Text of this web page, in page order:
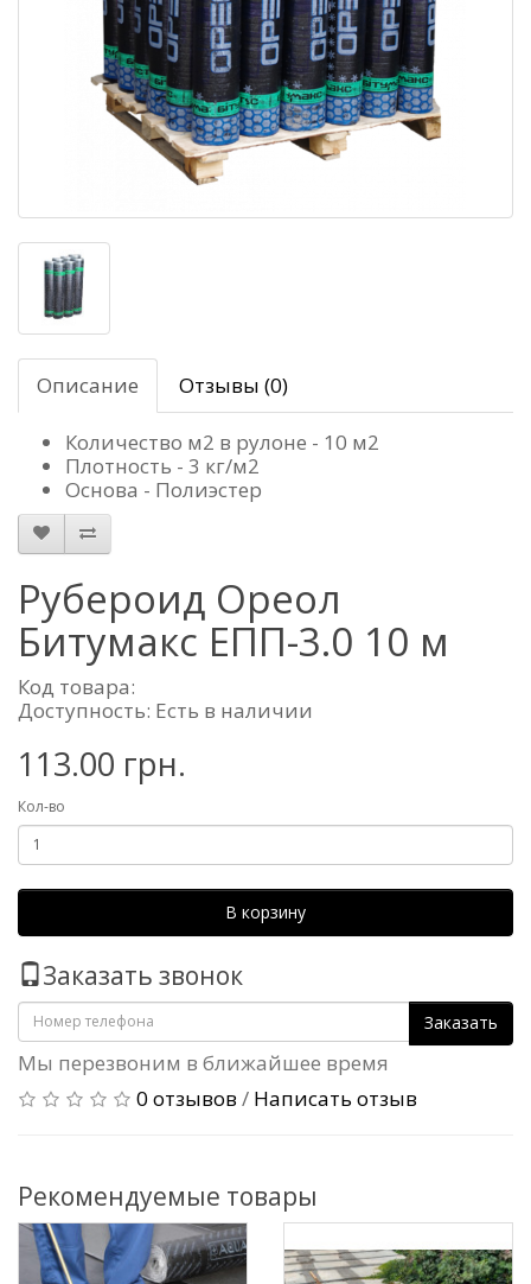
Описание Отзывы (0)
Количество м2 в рулоне - 10 м2
Плотность - 3 кг/м2
Основа - Полиэстер
Рубероид Ореол
Битумакc ЕПП-3.0 10 м
Код товара:
Доступность: Есть в наличии
113.00 грн.
Кол-во
В корзину
Заказать звонок
Заказать
Мы перезвоним в ближайшее время
0 отзывов / Написать отзыв
Рекомендуемые товары